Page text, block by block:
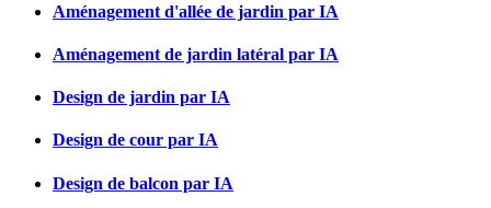
Aménagement d'allée de jardin par IA
Aménagement de jardin latéral par IA
Design de jardin par IA
Design de cour par IA
Design de balcon par IA